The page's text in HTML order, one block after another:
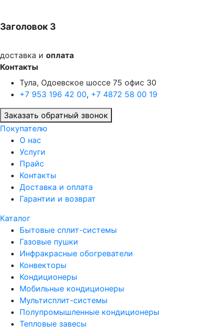
Заголовок 3
доставка и оплата
Контакты
Тула, Одоевское шоссе 75 офис 30
+7 953 196 42 00, +7 4872 58 00 19
Заказать обратный звонок
Покупателю
О нас
Услуги
Прайс
Контакты
Доставка и оплата
Гарантии и возврат
Каталог
Бытовые сплит-системы
Газовые пушки
Инфракрасные обогреватели
Конвекторы
Кондиционеры
Мобильные кондиционеры
Мультисплит-системы
Полупромышленные кондиционеры
Тепловые завесы